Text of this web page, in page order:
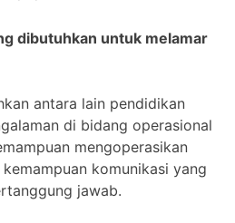
dibutuhkan untuk melamar
antara lain pendidikan
di bidang operasional
mengoperasikan
komunikasi yang
jawab.